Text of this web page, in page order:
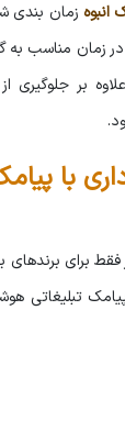
انبوه زمان بندی
در زمان مناسب
بر
با
فقط برای
تبلیغاتی